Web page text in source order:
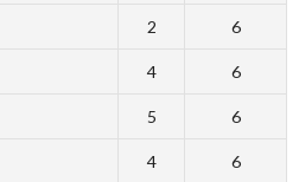
2 6
4 6
5 6
4 6